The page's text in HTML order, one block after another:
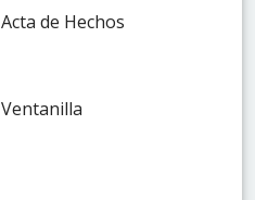
Acta de Hechos
Ventanilla